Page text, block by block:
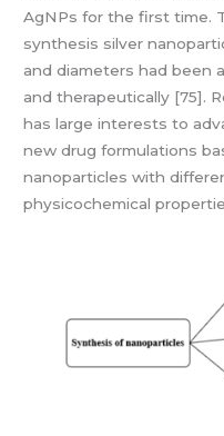
AgNPs for the first time.
synthesis silver
and diameters had been
and therapeutically [75].
has large interests to
new drug formulations
nanoparticles with
physicochemical